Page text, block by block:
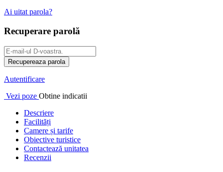
Ai uitat parola?
Recuperare parolă
Autentificare
Vezi poze Obtine indicatii
Descriere
Facilități
Camere și tarife
Obiective turistice
Contactează unitatea
Recenzii